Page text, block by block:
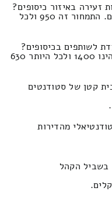
באיזור כיסופים?
התמחור זהו 660 ומקסימום 310 שקלים. התמחור זה 950 ולכל
לשותפים בכיסופים?
שלוש זוגות צעירים ומעלה? התמחור הינו 1400 ולכל היותר 630
קטן של סטודנטים
מהדירות
הקהל